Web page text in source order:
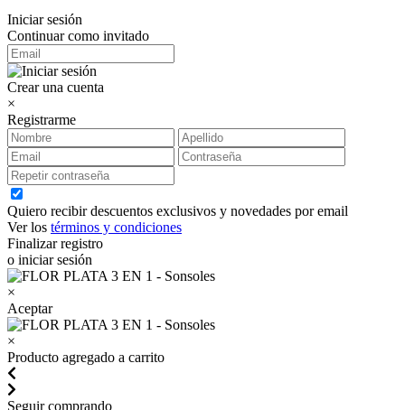
Iniciar sesión
Continuar como invitado
Crear una cuenta
×
Registrarme
Quiero recibir descuentos exclusivos y novedades por email
Ver los términos y condiciones
Finalizar registro
o iniciar sesión
×
Aceptar
×
Producto agregado a carrito
Seguir comprando